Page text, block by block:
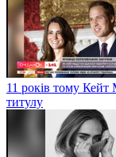
11 років тому
титулу